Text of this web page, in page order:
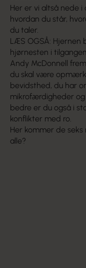
Her er vi altså nede
hvordan du står,
du taler.
LÆS OGSÅ: Hjernen
hjørnesten i
Andy McDonnell
du skal være
bevidsthed, du har
mikrofærdigheder
bedre er du også i
konflikter med ro.
Her kommer de
alle?